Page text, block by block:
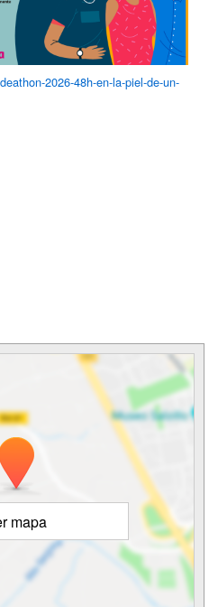
2026-48h-en-la-piel-de-un-
mapa